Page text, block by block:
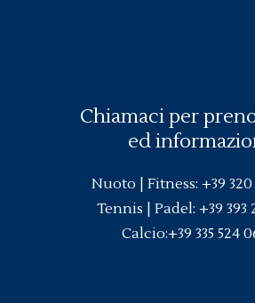
Chiamaci per
ed
Nuoto |Fitness:+39 320
Tennis | Padel:+39 393
Calcio:+39 335 524